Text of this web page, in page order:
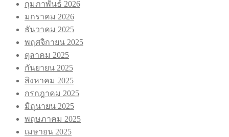
กุมภาพันธ์ 2026
มกราคม 2026
ธันวาคม 2025
พฤศจิกายน 2025
ตุลาคม 2025
กันยายน 2025
สิงหาคม 2025
กรกฎาคม 2025
มิถุนายน 2025
พฤษภาคม 2025
เมษายน 2025